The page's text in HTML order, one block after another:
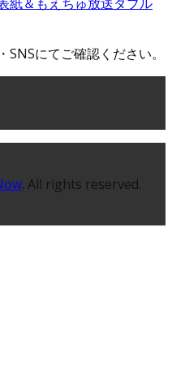
にてご確認ください。
. All rights reserved.